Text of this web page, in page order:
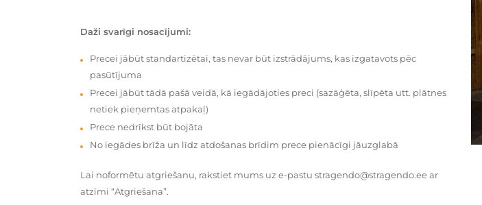
Daži svarīgi nosacījumi:
Precei jābūt standartizētai, tas nevar būt izstrādājums, kas izgatavots pēc
pasūtījuma
Precei jābūt tādā pašā veidā, kā iegādājoties preci (sazāģēta, slīpēta utt. plātnes
netiek pieņemtas atpakaļ)
Prece nedrīkst būt bojāta
No iegādes brīža un līdz atdošanas brīdim prece pienācīgi jāuzglabā
Lai noformētu atgriešanu, rakstiet mums uz e-pastu stragendo@stragendo.ee ar
atzīmi “Atgriešana”.